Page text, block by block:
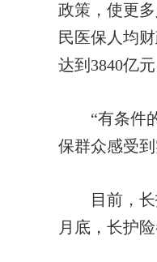
政策，使更
民医保人均
达到3840亿元
“有条件的
保群众感受
目前，长护
月底，长护